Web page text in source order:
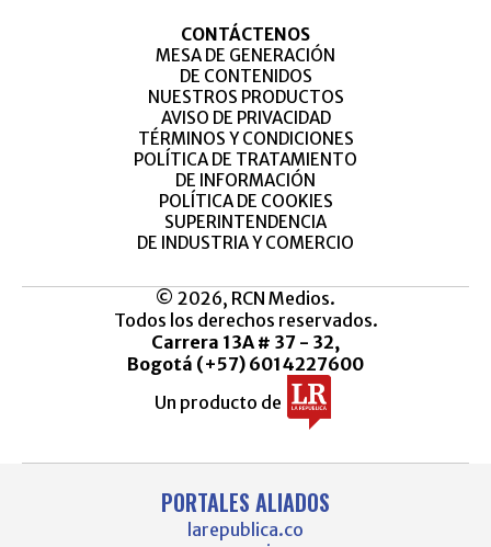
CONTÁCTENOS
MESA DE GENERACIÓN
DE CONTENIDOS
NUESTROS PRODUCTOS
AVISO DE PRIVACIDAD
TÉRMINOS Y CONDICIONES
POLÍTICA DE TRATAMIENTO
DE INFORMACIÓN
POLÍTICA DE COOKIES
SUPERINTENDENCIA
DE INDUSTRIA Y COMERCIO
© 2026, RCN Medios.
Todos los derechos reservados.
Carrera 13A # 37 - 32,
Bogotá (+57) 6014227600
Un producto de
PORTALES ALIADOS
larepublica.co